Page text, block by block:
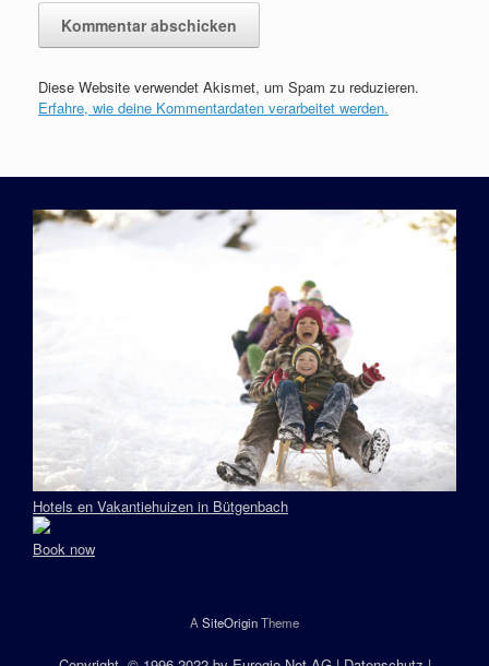
Diese Website verwendet Akismet, um Spam zu reduzieren.
Erfahre, wie deine Kommentardaten verarbeitet werden.
Hotels en Vakantiehuizen in Bütgenbach
Book now
A SiteOriginTheme